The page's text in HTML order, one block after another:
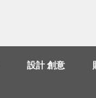
設計 創意